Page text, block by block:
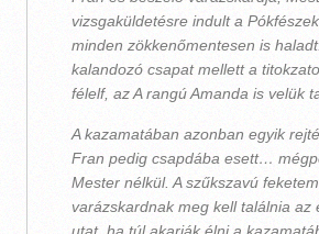
vizsgaküldetésre indult a
minden zökkenőmentesen is
kalandozó csapat mellett a
félelf, az A rangú Amanda is velük
A kazamatában azonban egyik
Fran pedig csapdába esett…
Mester nélkül. A szűkszavú
varázskardnak meg kell találnia az